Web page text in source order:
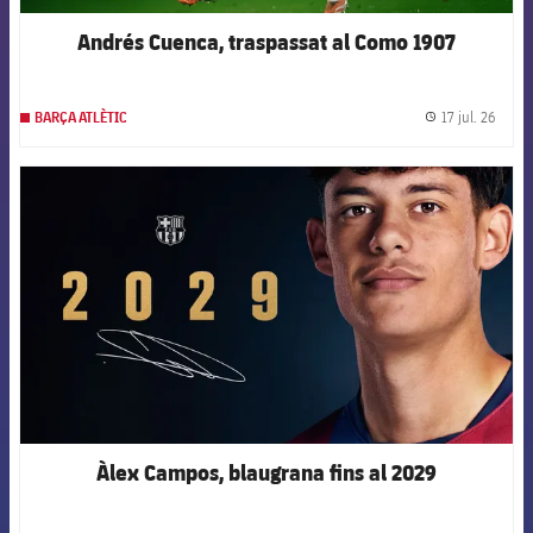
Andrés Cuenca, traspassat al Como 1907
BARÇA ATLÈTIC 17 jul. 26
FCB Barcelona badge
Àlex Campos, blaugrana fins al 2029